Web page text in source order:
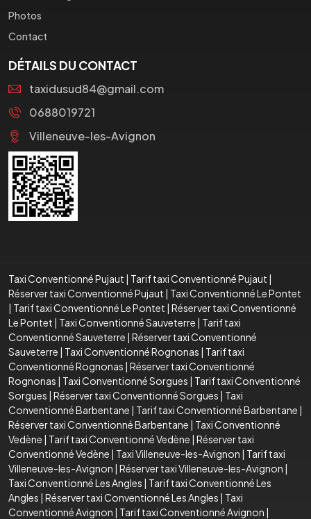
Photos
Contact
DÉTAILS DU CONTACT
taxidusud84@gmail.com
0688019721
Villeneuve-les-Avignon
Taxi Conventionné Pujaut | Tarif taxi Conventionné Pujaut |
Réserver taxi Conventionné Pujaut | Taxi Conventionné Le Pontet
| Tarif taxi Conventionné Le Pontet | Réserver taxi Conventionné
Le Pontet | Taxi Conventionné Sauveterre | Tarif taxi
Conventionné Sauveterre | Réserver taxi Conventionné
Sauveterre | Taxi Conventionné Rognonas | Tarif taxi
Conventionné Rognonas | Réserver taxi Conventionné
Rognonas | Taxi Conventionné Sorgues | Tarif taxi Conventionné
Sorgues | Réserver taxi Conventionné Sorgues | Taxi
Conventionné Barbentane | Tarif taxi Conventionné Barbentane |
Réserver taxi Conventionné Barbentane | Taxi Conventionné
Vedène | Tarif taxi Conventionné Vedène | Réserver taxi
Conventionné Vedène | Taxi Villeneuve-les-Avignon | Tarif taxi
Villeneuve-les-Avignon | Réserver taxi Villeneuve-les-Avignon |
Taxi Conventionné Les Angles | Tarif taxi Conventionné Les
Angles | Réserver taxi Conventionné Les Angles | Taxi
Conventionné Avignon | Tarif taxi Conventionné Avignon |